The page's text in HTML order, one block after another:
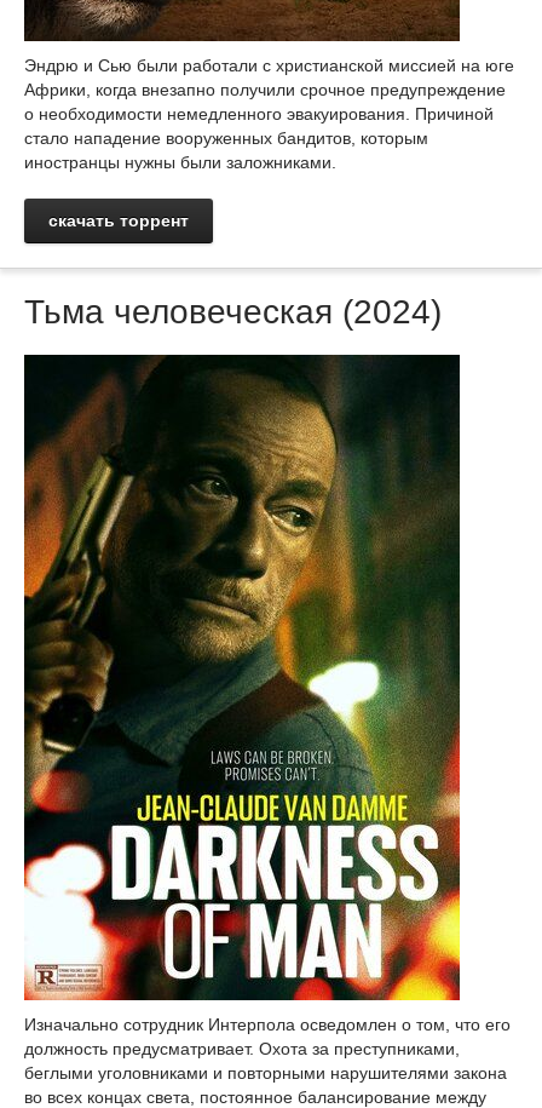
Эндрю и Сью были работали с христианской миссией на юге
Африки, когда внезапно получили срочное предупреждение
о необходимости немедленного эвакуирования. Причиной
стало нападение вооруженных бандитов, которым
иностранцы нужны были заложниками.
скачать торрент
Тьма человеческая (2024)
Изначально сотрудник Интерпола осведомлен о том, что его
должность предусматривает. Охота за преступниками,
беглыми уголовниками и повторными нарушителями закона
во всех концах света, постоянное балансирование между